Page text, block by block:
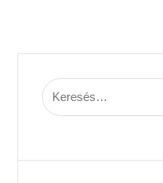
Keresés: